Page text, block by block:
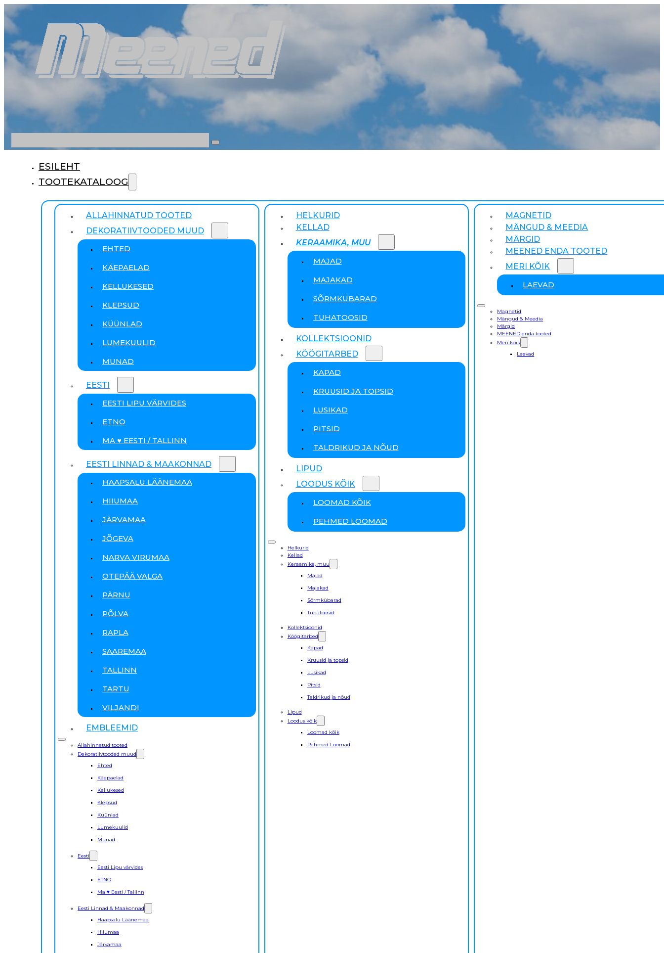
ESILEHT
TOOTEKATALOOG
ALLAHINNATUD TOOTED
DEKORATIIVTOODED MUUD
EHTED
KÄEPAELAD
KELLUKESED
KLEPSUD
KÜÜNLAD
LUMEKUULID
MUNAD
EESTI
EESTI LIPU VÄRVIDES
ETNO
MA ♥ EESTI / TALLINN
EESTI LINNAD & MAAKONNAD
HAAPSALU LÄÄNEMAA
HIIUMAA
JÄRVAMAA
JÕGEVA
NARVA VIRUMAA
OTEPÄÄ VALGA
PÄRNU
PÕLVA
RAPLA
SAAREMAA
TALLINN
TARTU
VILJANDI
EMBLEEMID
Allahinnatud tooted
Dekoratiivtooded muud
Ehted
Käepaelad
Kellukesed
Klepsud
Küünlad
Lumekuulid
Munad
Eesti
Eesti Lipu värvides
ETNO
Ma ♥ Eesti / Tallinn
Eesti Linnad & Maakonnad
Haapsalu Läänemaa
Hiiumaa
Järvamaa
HELKURID
KELLAD
KERAAMIKA, MUU
MAJAD
MAJAKAD
SÕRMKÜBARAD
TUHATOOSID
KOLLEKTSIOONID
KÖÖGITARBED
KAPAD
KRUUSID JA TOPSID
LUSIKAD
PITSID
TALDRIKUD JA NÕUD
LIPUD
LOODUS KÕIK
LOOMAD KÕIK
PEHMED LOOMAD
Helkurid
Kellad
Keraamika, muu
Majad
Majakad
Sõrmkübarad
Tuhatoosid
Kollektsioonid
Köögitarbed
Kapad
Kruusid ja topsid
Lusikad
Pitsid
Taldrikud ja nõud
Lipud
Loodus kõik
Loomad kõik
Pehmed Loomad
MAGNETID
MÄNGUD & MEEDIA
MÄRGID
MEENED ENDA TOOTED
MERI KÕIK
LAEVAD
Magnetid
Mängud & Meedia
Märgid
MEENED enda tooted
Meri kõik
Laevad